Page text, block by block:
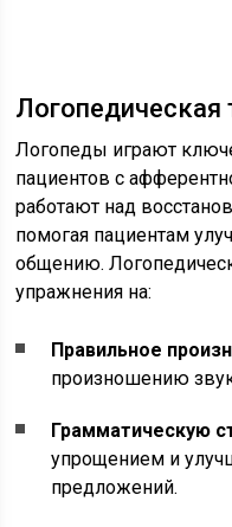
Логопедическая
Логопеды играют
пациентов с
работают над
помогая пациентам
общению.
упражнения на:
Правильное
произношению
Грамматическую
упрощением и
предложений.